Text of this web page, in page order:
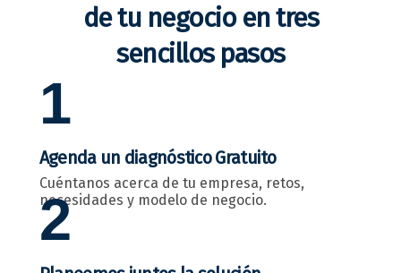
de tu negocio en tres
sencillos pasos
1
Agenda un diagnóstico Gratuito
Cuéntanos acerca de tu empresa, retos,
necesidades y modelo de negocio.
2